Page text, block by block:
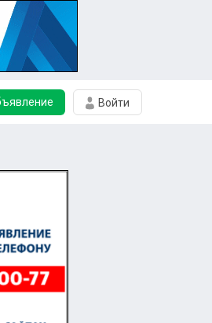
Войти